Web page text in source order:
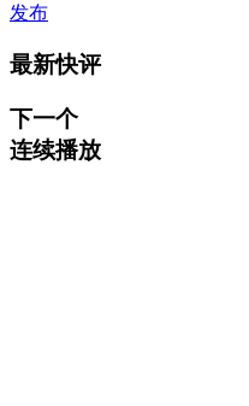
发布
最新快评
下一个
连续播放